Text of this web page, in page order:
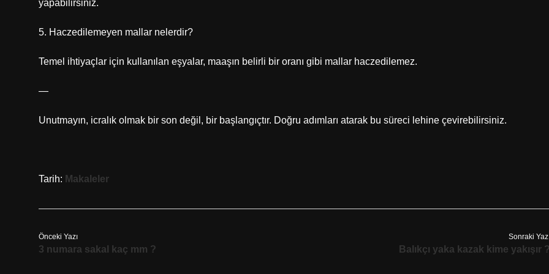
yapabilirsiniz.
5. Haczedilemeyen mallar nelerdir?
Temel ihtiyaçlar için kullanılan eşyalar, maaşın belirli bir oranı gibi mallar haczedilemez.
—
Unutmayın, icralık olmak bir son değil, bir başlangıçtır. Doğru adımları atarak bu süreci lehine çevirebilirsiniz.
Tarih: Makaleler
Önceki Yazı
3 numara sakal kaç mm ?
Sonraki
Balıkçı yaka kazak kime yakışır